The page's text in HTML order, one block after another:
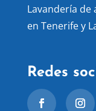
Lavandería
en Tenerife y
Redes